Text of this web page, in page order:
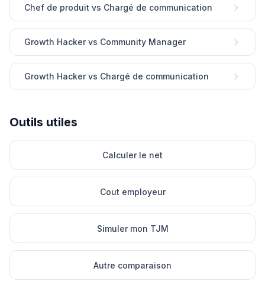
Chef de produit vs Chargé de communication
Growth Hacker vs Community Manager
Growth Hacker vs Chargé de communication
Outils utiles
Calculer le net
Cout employeur
Simuler mon TJM
Autre comparaison